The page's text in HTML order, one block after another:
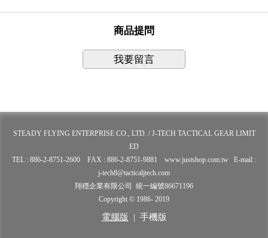
商品提問
我要留言
STEADY FLYING ENTERPRISE CO., LTD. / J-TECH TACTICAL GEAR LIMIT
ED
TEL : 886-2-8751-2600 FAX : 886-2-8751-9881 www.justshop.com.tw E-mail :
j-tech8@tacticaljtech.com
翔穩企業有限公司 統一編號86671196
Copyright © 1986- 2019
電腦版 | 手機版